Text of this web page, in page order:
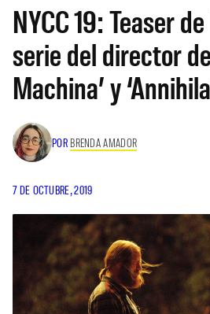
NYCC 19: Teaser
serie del director
Machina’ y
POR BRENDA AMADOR
7 DE OCTUBRE, 2019